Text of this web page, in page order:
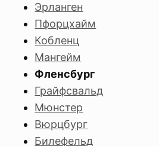
Эрланген
Пфорцхайм
Кобленц
Мангейм
Фленсбург
Грайфсвальд
Мюнстер
Вюрцбург
Билефельд